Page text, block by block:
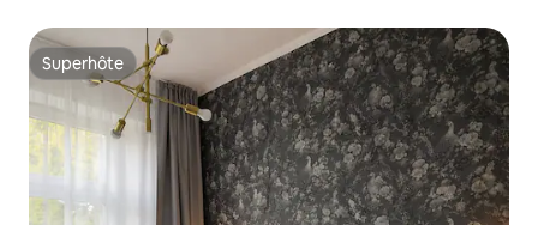
Superhôte
Superhôte